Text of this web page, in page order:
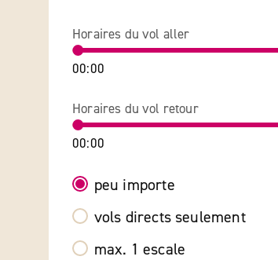
Horaires du vol aller
00:00
Horaires du vol retour
00:00
peu importe
vols directs seulement
max. 1 escale